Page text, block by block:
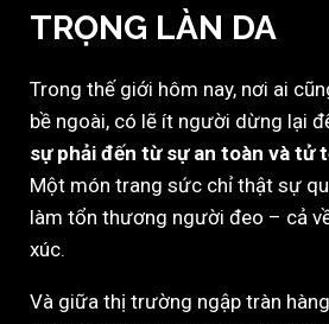
TRỌNG LÀN DA
Trong thế giới hôm nay, nơi ai
bề ngoài, có lẽ ít người dừng lại
sự phải đến từ sự an toàn và tử
Một món trang sức chỉ thật sự
làm tổn thương người đeo – cả
xúc.
Và giữa thị trường ngập tràn